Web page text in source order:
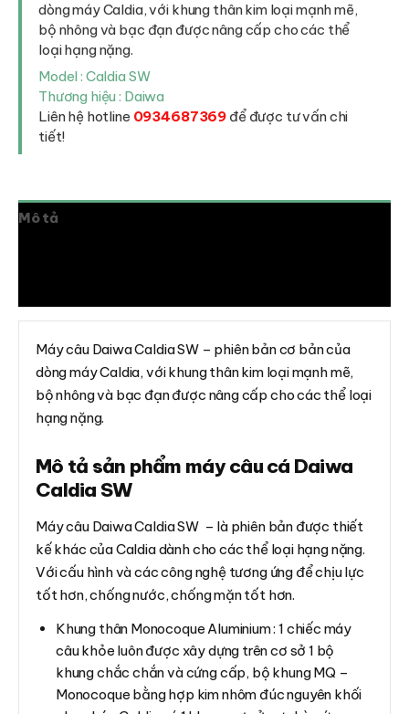
lượng
dòng máy Caldia, với khung thân kim loại mạnh mẽ,
bộ nhông và bạc đạn được nâng cấp cho các thể
loại hạng nặng.
Model : Caldia SW
Thương hiệu : Daiwa
Liên hệ hotline 0934687369 để được tư vấn chi
tiết!
Mô tả
Máy câu Daiwa Caldia SW – phiên bản cơ bản của
dòng máy Caldia, với khung thân kim loại mạnh mẽ,
bộ nhông và bạc đạn được nâng cấp cho các thể loại
hạng nặng.
Mô tả sản phẩm máy câu cá Daiwa
Caldia SW
Máy câu Daiwa Caldia SW – là phiên bản được thiết
kế khác của Caldia dành cho các thể loại hạng nặng.
Với cấu hình và các công nghệ tương ứng để chịu lực
tốt hơn, chống nước, chống mặn tốt hơn.
Khung thân Monocoque Aluminium : 1 chiếc máy
câu khỏe luôn được xây dựng trên cơ sở 1 bộ
khung chắc chắn và cứng cấp, bộ khung MQ –
Monocoque bằng hợp kim nhôm đúc nguyên khối